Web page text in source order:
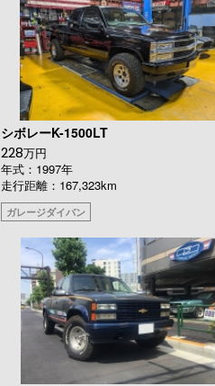
シボレーK-1500LT
228万円
年式：1997年
走行距離：167,323km
ガレージダイバン